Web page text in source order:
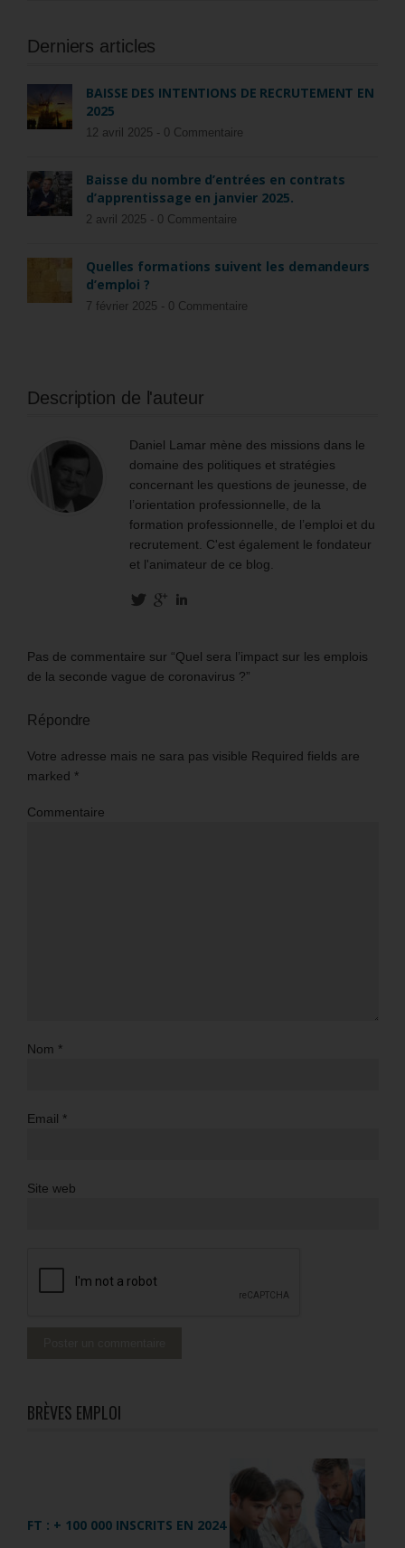
Derniers articles
BAISSE DES INTENTIONS DE RECRUTEMENT EN
2025
12 avril 2025 - 0 Commentaire
Baisse du nombre d’entrées en contrats
d’apprentissage en janvier 2025.
2 avril 2025 - 0 Commentaire
Quelles formations suivent les demandeurs
d’emploi ?
7 février 2025 - 0 Commentaire
Description de l'auteur
Daniel Lamar mène des missions dans le
domaine des politiques et stratégies
concernant les questions de jeunesse, de
l’orientation professionnelle, de la
formation professionnelle, de l’emploi et du
recrutement. C'est également le fondateur
et l'animateur de ce blog.
Pas de commentaire sur “Quel sera l’impact sur les emplois
de la seconde vague de coronavirus ?”
Répondre
Votre adresse mais ne sara pas visible Required fields are
marked *
Commentaire
Nom *
Email *
Site web
BRÈVES EMPLOI
FT : + 100 000 INSCRITS EN 2024